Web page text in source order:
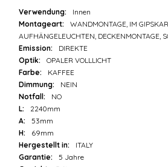
Verwendung:
Innen
Montageart:
WANDMONTAGE, IM
AUFHÄNGELEUCHTEN, DECKENMONTAGE,
Emission:
DIREKTE
Optik:
OPALER VOLLLICHT
Farbe:
KAFFEE
Dimmung:
NEIN
Notfall:
NO
L:
2240mm
A:
53mm
H:
69mm
Hergestellt in:
ITALY
Garantie:
5 Jahre